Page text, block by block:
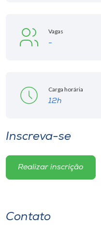
Vagas
-
Carga horária
12h
Inscreva-se
Realizar inscrição
Contato